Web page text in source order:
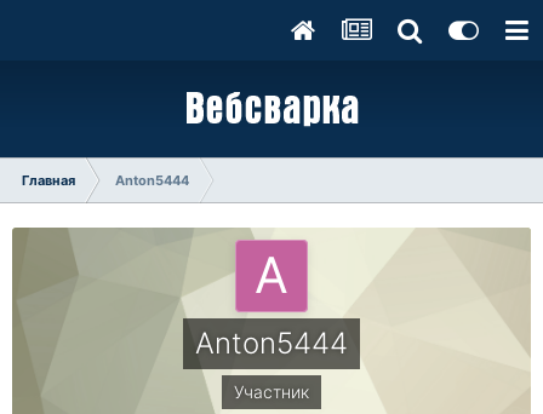
Главная Anton5444
Anton5444
Участник